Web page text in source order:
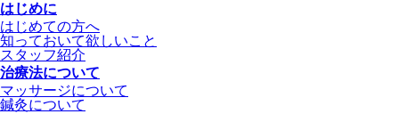
はじめに
はじめての方へ
知っておいて欲しいこと
スタッフ紹介
治療法について
マッサージについて
鍼灸について